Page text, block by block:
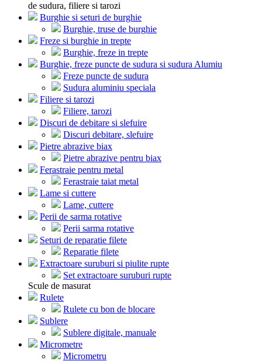
de sudura, filiere si tarozi
Burghie si seturi de burghie
Burghie, truse de burghie
Freze si burghie in trepte
Burghie, freze in trepte
Burghie, freze puncte de sudura si sudura Alumiu
Freze puncte de sudura
Sudura aluminiu speciala
Filiere si tarozi
Filiere, tarozi
Discuri de debitare si slefuire
Discuri debitare, slefuire
Pietre abrazive biax
Pietre abrazive pentru biax
Ferastraie pentru metal
Ferastraie taiat metal
Lame si cuttere
Lame, cuttere
Perii de sarma rotative
Perii sarma rotative
Seturi de reparatie filete
Reparatie filete
Extractoare suruburi si piulite rupte
Set extractoare suruburi rupte
Scule de masurat
Rulete
Rulete cu bon de blocare
Sublere
Sublere digitale, manuale
Micrometre
Micrometru